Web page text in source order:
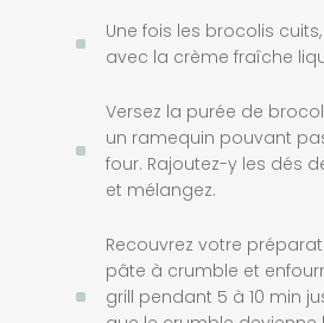
Une fois les brocolis
avec la crème fraîche
Versez la purée de
un ramequin pouvant
four. Rajoutez-y les dés
et mélangez.
Recouvrez votre
pâte à crumble et
grill pendant 5 à 10 min